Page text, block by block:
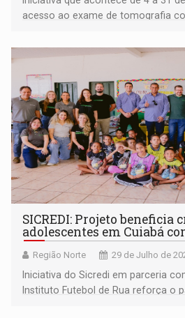
acesso ao exame de tomografia
tabagismo
SICREDI: Projeto beneficia
adolescentes em Cuiabá
Região Norte 29 de Julho de
Iniciativa do Sicredi em parceria
Instituto Futebol de Rua reforça o